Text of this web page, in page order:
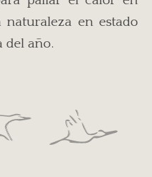
en estado
del año.